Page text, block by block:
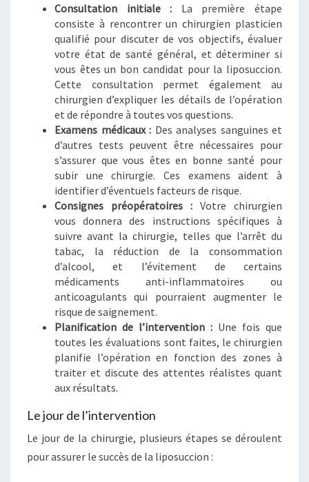
Consultation initiale : La première étape
consiste à rencontrer un chirurgien plasticien
qualifié pour discuter de vos objectifs, évaluer
votre état de santé général, et déterminer si
vous êtes un bon candidat pour la liposuccion.
Cette consultation permet également au
chirurgien d’expliquer les détails de l’opération
et de répondre à toutes vos questions.
Examens médicaux : Des analyses sanguines et
d’autres tests peuvent être nécessaires pour
s’assurer que vous êtes en bonne santé pour
subir une chirurgie. Ces examens aident à
identifier d’éventuels facteurs de risque.
Consignes préopératoires : Votre chirurgien
vous donnera des instructions spécifiques à
suivre avant la chirurgie, telles que l’arrêt du
tabac, la réduction de la consommation
d’alcool, et l’évitement de certains
médicaments anti-inflammatoires ou
anticoagulants qui pourraient augmenter le
risque de saignement.
Planification de l’intervention : Une fois que
toutes les évaluations sont faites, le chirurgien
planifie l’opération en fonction des zones à
traiter et discute des attentes réalistes quant
aux résultats.
Le jour de l’intervention
Le jour de la chirurgie, plusieurs étapes se déroulent
pour assurer le succès de la liposuccion :